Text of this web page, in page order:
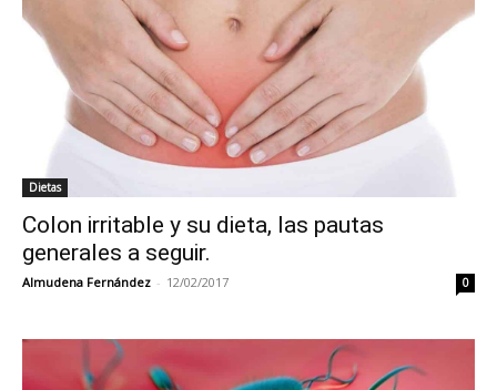
Dietas
Colon irritable y su dieta, las pautas
generales a seguir.
Almudena Fernández - 12/02/2017 0